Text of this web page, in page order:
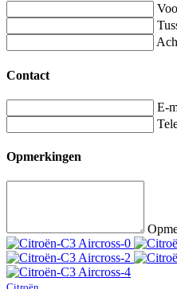
Contact
E-
Opmerkingen